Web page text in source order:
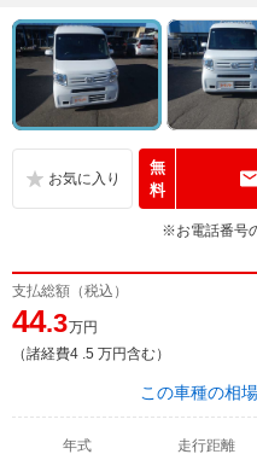
無
料
※お電話番号
支払総額（税込）
44.3万円
（諸経費4 .5 万円含む）
この車種の相
年式 走行距離